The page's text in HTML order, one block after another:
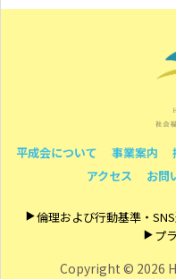
平成会について 事業案内
アクセス
お問
倫理および行動基準・
プ
Copyright © 2026